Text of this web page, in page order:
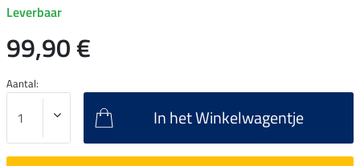
Leverbaar
99,90 €
Aantal:
In het Winkelwagentje